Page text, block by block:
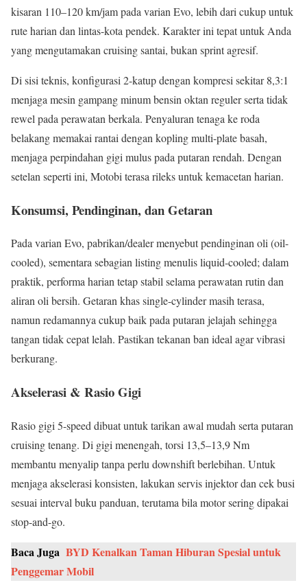
kisaran 110–120 km/jam pada varian Evo, lebih dari cukup untuk
rute harian dan lintas-kota pendek. Karakter ini tepat untuk Anda
yang mengutamakan cruising santai, bukan sprint agresif.
Di sisi teknis, konfigurasi 2-katup dengan kompresi sekitar 8,3:1
menjaga mesin gampang minum bensin oktan reguler serta tidak
rewel pada perawatan berkala. Penyaluran tenaga ke roda
belakang memakai rantai dengan kopling multi-plate basah,
menjaga perpindahan gigi mulus pada putaran rendah. Dengan
setelan seperti ini, Motobi terasa rileks untuk kemacetan harian.
Konsumsi, Pendinginan, dan Getaran
Pada varian Evo, pabrikan/dealer menyebut pendinginan oli (oil-
cooled), sementara sebagian listing menulis liquid-cooled; dalam
praktik, performa harian tetap stabil selama perawatan rutin dan
aliran oli bersih. Getaran khas single-cylinder masih terasa,
namun redamannya cukup baik pada putaran jelajah sehingga
tangan tidak cepat lelah. Pastikan tekanan ban ideal agar vibrasi
berkurang.
Akselerasi & Rasio Gigi
Rasio gigi 5-speed dibuat untuk tarikan awal mudah serta putaran
cruising tenang. Di gigi menengah, torsi 13,5–13,9 Nm
membantu menyalip tanpa perlu downshift berlebihan. Untuk
menjaga akselerasi konsisten, lakukan servis injektor dan cek busi
sesuai interval buku panduan, terutama bila motor sering dipakai
stop-and-go.
Baca Juga BYD Kenalkan Taman Hiburan Spesial untuk
Penggemar Mobil